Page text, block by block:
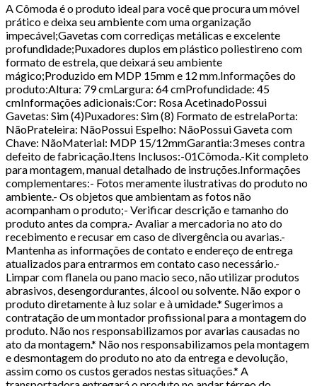
A Cômoda é o produto ideal para você que procura um móvel
prático e deixa seu ambiente com uma organização
impecável;Gavetas com corrediças metálicas e excelente
profundidade;Puxadores duplos em plástico poliestireno com
formato de estrela, que deixará seu ambiente
mágico;Produzido em MDP 15mm e 12 mm.Informações do
produto:Altura: 79 cmLargura: 64 cmProfundidade: 45
cmInformações adicionais:Cor: Rosa AcetinadoPossui
Gavetas: Sim (4)Puxadores: Sim (8) Formato de estrelaPorta:
NãoPrateleira: NãoPossui Espelho: NãoPossui Gaveta com
Chave: NãoMaterial: MDP 15/12mmGarantia:3 meses contra
defeito de fabricação.Itens Inclusos:-01Cômoda.-Kit completo
para montagem, manual detalhado de instruções.Informações
complementares:- Fotos meramente ilustrativas do produto no
ambiente.- Os objetos que ambientam as fotos não
acompanham o produto;- Verificar descrição e tamanho do
produto antes da compra.- Avaliar a mercadoria no ato do
recebimento e recusar em caso de divergência ou avarias.-
Mantenha as informações de contato e endereço de entrega
atualizados para entrarmos em contato caso necessário.-
Limpar com flanela ou pano macio seco, não utilizar produtos
abrasivos, desengordurantes, álcool ou solvente. Não expor o
produto diretamente à luz solar e à umidade.* Sugerimos a
contratação de um montador profissional para a montagem do
produto. Não nos responsabilizamos por avarias causadas no
ato da montagem.* Não nos responsabilizamos pela montagem
e desmontagem do produto no ato da entrega e devolução,
assim como os custos gerados nestas situações.* A